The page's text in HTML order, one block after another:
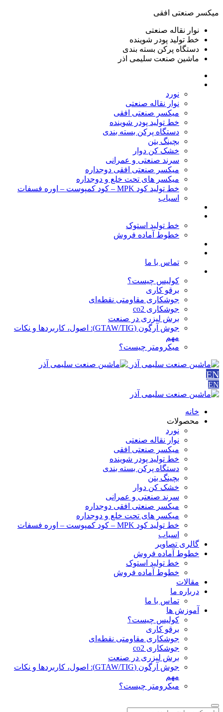
ميكسر صنعتی افقی
نوار نقاله صنعتی
خط تولید پودر شوينده
دستگاه پرکن بسته بندی
ماشين صنعت سليمی اذر
نورد
نوار نقاله صنعتی
ميكسر صنعتی افقی
خط تولید پودر شوينده
دستگاه پرکن بسته بندی
بچينگ بتن
خشک کن دوار
سرند صنعتی و عمرانی
میکسر صنعتی افقی دوجداره
میکسر های تحت خلع و دوجداره
خط تولید کود MPK – کود کمپوست – اوره فسفات
اسیاب
خط تولید استوک
خطوط آماده فروش
تماس با ما
کولیس چیست؟
برقو کاری
جوشکاری مقاومتی نقطه‌ای
جوشکاری co2
برش لیزری در صنعت
جوش آرگون (GTAW/TIG): اصول، کاربردها و نکات
مهم
میکرومتر چیست؟
EN
EN
خانه
محصولات
نورد
نوار نقاله صنعتی
ميكسر صنعتی افقی
خط تولید پودر شوينده
دستگاه پرکن بسته بندی
بچينگ بتن
خشک کن دوار
سرند صنعتی و عمرانی
میکسر صنعتی افقی دوجداره
میکسر های تحت خلع و دوجداره
خط تولید کود MPK – کود کمپوست – اوره فسفات
اسیاب
گالری تصاویر
خطوط آماده فروش
خط تولید استوک
خطوط آماده فروش
مقالات
درباره ما
تماس با ما
آموزش ها
کولیس چیست؟
برقو کاری
جوشکاری مقاومتی نقطه‌ای
جوشکاری co2
برش لیزری در صنعت
جوش آرگون (GTAW/TIG): اصول، کاربردها و نکات
مهم
میکرومتر چیست؟